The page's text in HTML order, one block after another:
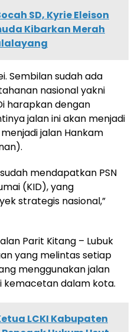
SD, Kyrie Eleison
Kibarkan Merah
Sembilan sudah ada
nasional yakni
harapkan dengan
jalan ini akan menjadi
jalan Hankam
mendapatkan PSN
(KID), yang
strategis nasional,”
Parit Kitang – Lubuk
yang melintas setiap
menggunakan jalan
dalam kota.
LCKI Kabupaten